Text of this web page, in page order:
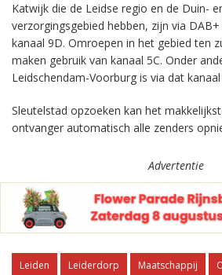
Katwijk die de Leidse regio en de Duin-
verzorgingsgebied hebben, zijn via
kanaal 9D. Omroepen in het gebied ten
maken gebruik van kanaal 5C. Onder
Leidschendam-Voorburg is via dat
Sleutelstad opzoeken kan het
ontvanger automatisch alle zenders
Advertentie
Leiden Leiderdorp Maatschappij